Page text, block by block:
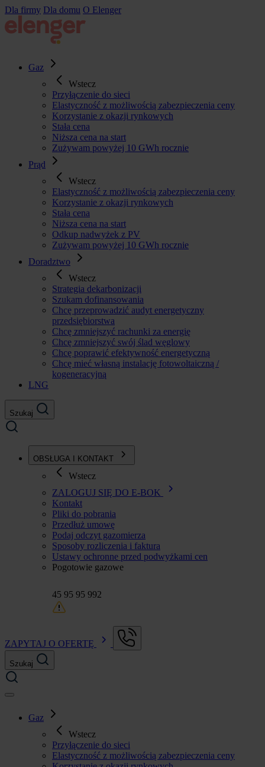
Przejdź
do
treści
Dla firmy Dla domu O Elenger
Gaz
Wstecz
Przyłączenie do sieci
Elastyczność z możliwością zabezpieczenia ceny
Korzystanie z okazji rynkowych
Stała cena
Niższa cena na start
Zużywam powyżej 10 GWh rocznie
Prąd
Wstecz
Elastyczność z możliwością zabezpieczenia ceny
Korzystanie z okazji rynkowych
Stała cena
Niższa cena na start
Odkup nadwyżek z PV
Zużywam powyżej 10 GWh rocznie
Doradztwo
Wstecz
Strategia dekarbonizacji
Szukam dofinansowania
Chcę przeprowadzić audyt energetyczny
przedsiębiorstwa
Chcę zmniejszyć rachunki za energię
Chcę zmniejszyć swój ślad węglowy
Chcę poprawić efektywność energetyczną
Chcę mieć własną instalację fotowoltaiczną /
kogeneracyjną
LNG
Szukaj
OBSŁUGA I KONTAKT
Wstecz
ZALOGUJ SIĘ DO E-BOK
Kontakt
Pliki do pobrania
Przedłuż umowę
Podaj odczyt gazomierza
Sposoby rozliczenia i faktura
Ustawy ochronne przed podwyżkami cen
Pogotowie gazowe
45 95 95 992
ZAPYTAJ O OFERTĘ
Szukaj
Gaz
Wstecz
Przyłączenie do sieci
Elastyczność z możliwością zabezpieczenia ceny